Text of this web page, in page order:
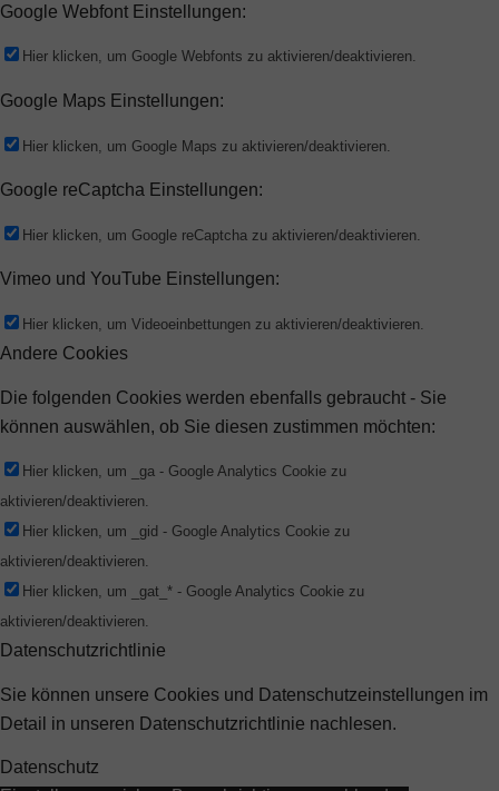
Google Webfont Einstellungen:
Hier klicken, um Google Webfonts zu aktivieren/deaktivieren.
Google Maps Einstellungen:
Hier klicken, um Google Maps zu aktivieren/deaktivieren.
Google reCaptcha Einstellungen:
Hier klicken, um Google reCaptcha zu aktivieren/deaktivieren.
Vimeo und YouTube Einstellungen:
Hier klicken, um Videoeinbettungen zu aktivieren/deaktivieren.
Andere Cookies
Die folgenden Cookies werden ebenfalls gebraucht - Sie
können auswählen, ob Sie diesen zustimmen möchten:
Hier klicken, um _ga - Google Analytics Cookie zu
aktivieren/deaktivieren.
Hier klicken, um _gid - Google Analytics Cookie zu
aktivieren/deaktivieren.
Hier klicken, um _gat_* - Google Analytics Cookie zu
aktivieren/deaktivieren.
Datenschutzrichtlinie
Sie können unsere Cookies und Datenschutzeinstellungen im
Detail in unseren Datenschutzrichtlinie nachlesen.
Datenschutz